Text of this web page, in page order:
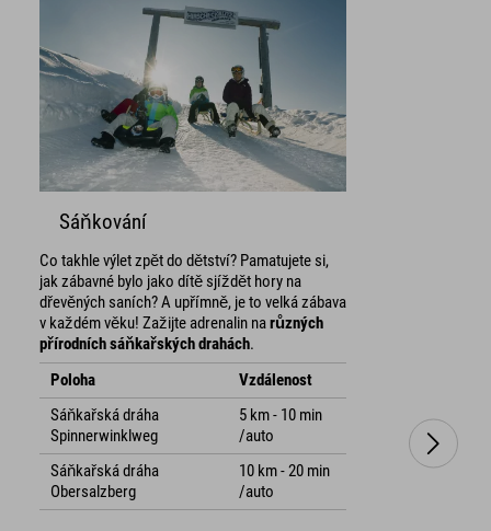
Sáňkování
Co takhle výlet zpět do dětství? Pamatujete si,
jak zábavné bylo jako dítě sjíždět hory na
dřevěných saních? A upřímně, je to velká zábava
v každém věku! Zažijte adrenalin narůzných
přírodních sáňkařských drahách.
Poloha
Vzdálenost
Sáňkařská dráha
Spinnerwinklweg
5 km - 10 min
/auto
Sáňkařská dráha
Obersalzberg
10 km - 20 min
/auto